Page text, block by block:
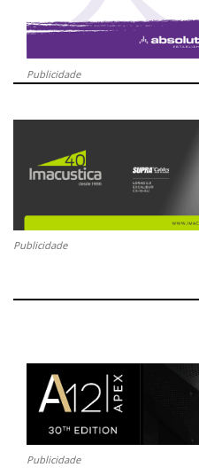
Publicidade
Publicidade
Publicidade